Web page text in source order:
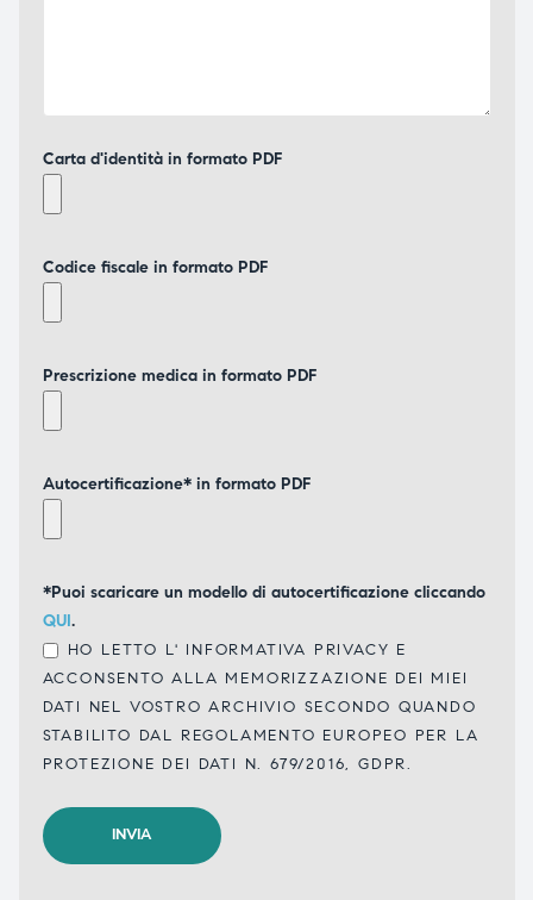
Carta d'identità in formato PDF
Codice fiscale in formato PDF
Prescrizione medica in formato PDF
Autocertificazione* in formato PDF
*Puoi scaricare un modello di autocertificazione cliccando
QUI.
HO LETTO L' INFORMATIVA PRIVACY E
ACCONSENTO ALLA MEMORIZZAZIONE DEI MIEI
DATI NEL VOSTRO ARCHIVIO SECONDO QUANDO
STABILITO DAL REGOLAMENTO EUROPEO PER LA
PROTEZIONE DEI DATI N. 679/2016, GDPR.